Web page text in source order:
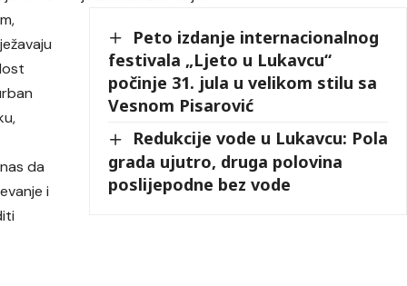
Peto izdanje internacionalnog
festivala „Ljeto u Lukavcu“
počinje 31. jula u velikom stilu sa
Vesnom Pisarović
Redukcije vode u Lukavcu: Pola
grada ujutro, druga polovina
poslijepodne bez vode
da
i